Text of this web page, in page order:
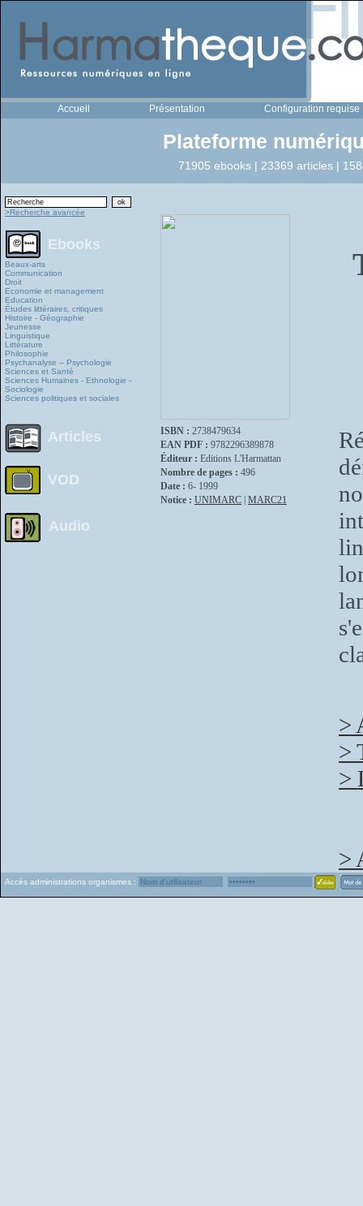
Accueil Présentation Configuration requise
Plateforme
71905 ebooks | 23369 articles |
>Recherche avancée
Ebooks
Beaux-arts
Communication
Droit
Economie et management
Education
Études littéraires, critiques
Histoire - Géographie
Jeunesse
Linguistique
Littérature
Philosophie
Psychanalyse – Psychologie
Sciences et Santé
Sciences Humaines - Ethnologie -
Sociologie
Sciences politiques et sociales
Articles
VOD
Audio
ISBN : 2738479634
EAN PDF : 9782296389878
Éditeur : Editions L'Harmattan
Nombre de pages : 496
Date : 6- 1999
Notice : UNIMARC MARC21
>
>
>
>
Accès administrations organismes :